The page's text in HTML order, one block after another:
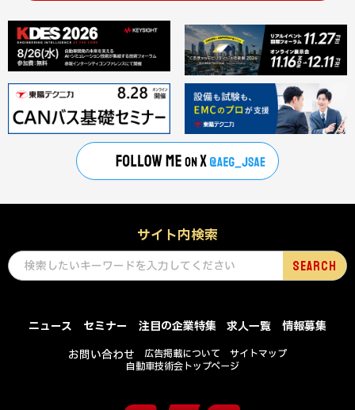
サイト内検索
ニュース セミナー 注目の企業特集 求人一覧
情報募集
お問い合わせ
広告掲載について
サイトマップ
自動車技術会トップページ